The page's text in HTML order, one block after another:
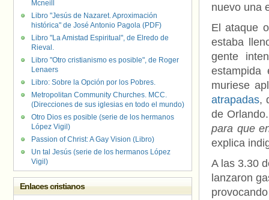
nuevo una
El ataque
estaba
gente
muriese
atrapadas,
de
para que
explica
A las 3.30
lanzaron
Mcneill
Libro "Jesús de Nazaret. Aproximación
histórica" de José Antonio Pagola (PDF)
Libro "La Amistad Espiritual", de Elredo de
Rieval.
Libro "Otro cristianismo es posible", de Roger
Lenaers
Libro: Sobre la Opción por los Pobres.
Metropolitan Community Churches. MCC.
(Direcciones de sus iglesias en todo el mundo)
Otro Dios es posible (serie de los hermanos
López Vigil)
Passion of Christ: A Gay Vision (Libro)
Un tal Jesús (serie de los hermanos López
Vigil)
Enlaces cristianos